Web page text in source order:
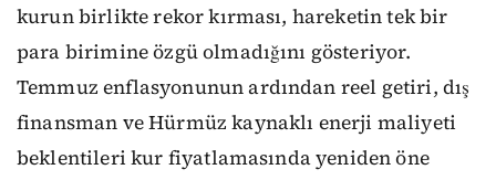
kurun birlikte rekor kırması, hareketin tek bir
para birimine özgü olmadığını gösteriyor.
Temmuz enflasyonunun ardından reel getiri, dış
finansman ve Hürmüz kaynaklı enerji maliyeti
beklentileri kur fiyatlamasında yeniden öne